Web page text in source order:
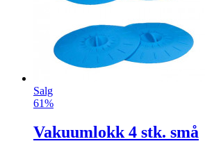
Salg
61%
Vakuumlokk 4 stk. små